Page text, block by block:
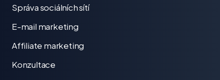
Správa sociálních sítí
E-mail marketing
Affiliate marketing
Konzultace